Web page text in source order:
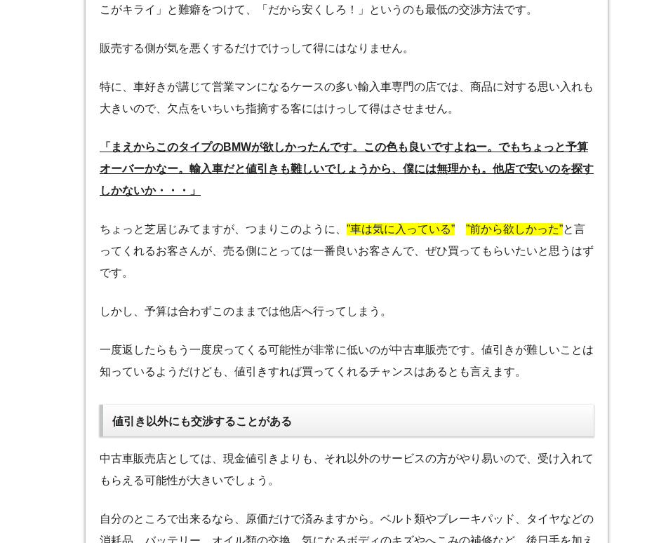
こがキライ」と難癖をつけて、「だから安くしろ！」というのも最低の交渉方法です。
販売する側が気を悪くするだけでけっして得にはなりません。
特に、車好きが講じて営業マンになるケースの多い輸入車専門の店では、商品に対する思い入れも
大きいので、欠点をいちいち指摘する客にはけっして得はさせません。
「まえからこのタイプのBMWが欲しかったんです。この色も良いですよねー。でもちょっと予算
オーバーかなー。輸入車だと値引きも難しいでしょうから、僕には無理かも。他店で安いのを探す
しかないか・・・」
ちょっと芝居じみてますが、つまりこのように、 ”車は気に入っている” ”前から欲しかった”と言
ってくれるお客さんが、売る側にとっては一番良いお客さんで、ぜひ買ってもらいたいと思うはず
です。
しかし、予算は合わずこのままでは他店へ行ってしまう。
一度返したらもう一度戻ってくる可能性が非常に低いのが中古車販売です。値引きが難しいことは
知っているようだけども、値引きすれば買ってくれるチャンスはあるとも言えます。
値引き以外にも交渉することがある
中古車販売店としては、現金値引きよりも、それ以外のサービスの方がやり易いので、受け入れて
もらえる可能性が大きいでしょう。
自分のところで出来るなら、原価だけで済みますから。ベルト類やブレーキパッド、タイヤなどの